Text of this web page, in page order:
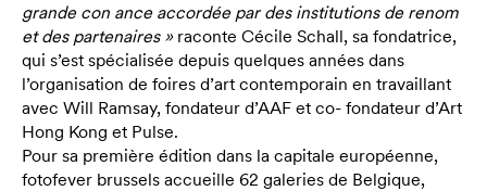
grande con ance accordée par des institutions de renom
et des partenaires » raconte Cécile Schall, sa fondatrice,
qui s’est spécialisée depuis quelques années dans
l’organisation de foires d’art contemporain en travaillant
avec Will Ramsay, fondateur d’AAF et co- fondateur d’Art
Hong Kong et Pulse.
Pour sa première édition dans la capitale européenne,
fotofever brussels accueille 62 galeries de Belgique,